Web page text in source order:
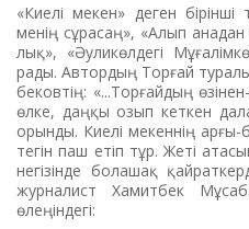
«Киелі мекен» деген
менің сұрасаң», «Алып
лық», «Әуликөлдегі
рады. Автордың Торғай
бековтің: «...Торғайдың
өлке, даңқы озып кеткен
орынды. Киелі мекеннің
тегін паш етіп тұр. Жеті
негізінде болашақ
журналист Хамитбек
өлеңіндегі: